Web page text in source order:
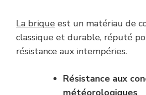
La brique est un matériau de
classique et durable, réputé
résistance aux intempéries.
Résistance aux c
météorologiques